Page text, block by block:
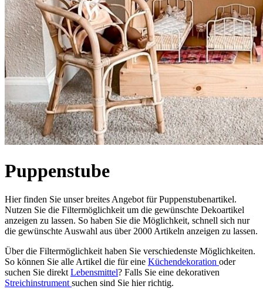
Puppenstube
Hier finden Sie unser breites Angebot für Puppenstubenartikel.
Nutzen Sie die Filtermöglichkeit um die gewünschte Dekoartikel
anzeigen zu lassen. So haben Sie die Möglichkeit, schnell sich nur
die gewünschte Auswahl aus über 2000 Artikeln anzeigen zu lassen.
Über die Filtermöglichkeit haben Sie verschiedenste Möglichkeiten.
So können Sie alle Artikel die für eine Küchendekoration oder
suchen Sie direkt Lebensmittel? Falls Sie eine dekorativen
Streichinstrument suchen sind Sie hier richtig.